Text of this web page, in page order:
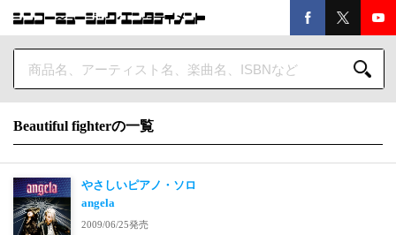
Beautiful fighterの一覧
やさしいピアノ・ソロ
angela
2009/06/25発売